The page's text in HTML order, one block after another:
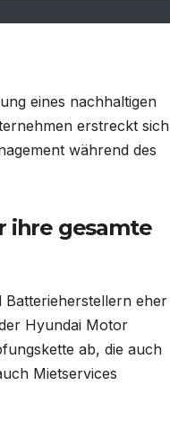
eines nachhaltigen
erstreckt sich
während des
ihre gesamte
Batterieherstellern eher
Hyundai Motor
ab, die auch
Mietservices